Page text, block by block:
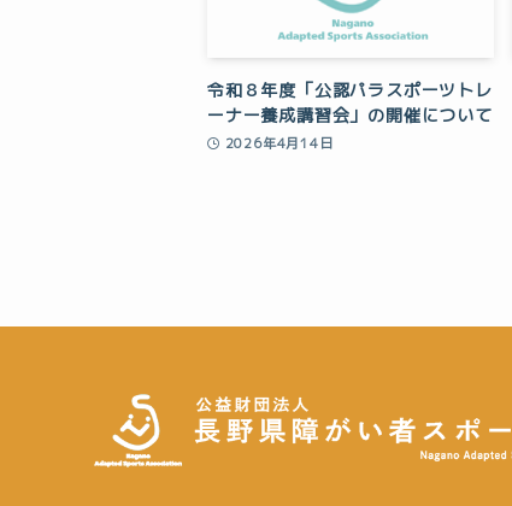
令和８年度「公認パラスポーツトレ
ーナー養成講習会」の開催について
2026年4月14日